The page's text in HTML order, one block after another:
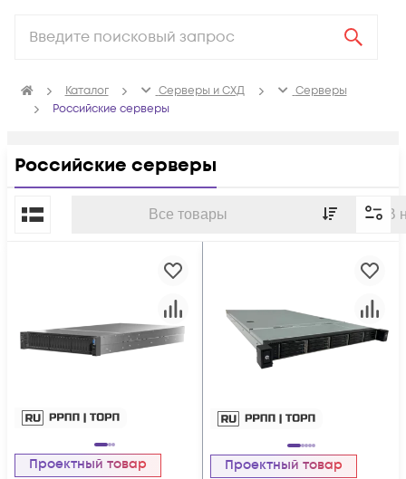
Каталог Серверы и СХД
Серверы
Российские серверы
Российские серверы
Все товары В
По популярности
Проектный товар Проектный товар